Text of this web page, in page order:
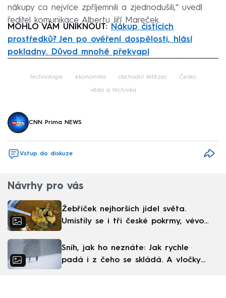
nákupy co nejvíce zpříjemnili a zjednodušili,“ uvedl
ředitel komunikace Albertu Jiří Mareček.
MOHLO VÁM UNIKNOUT:
Nákup čistících
prostředků? Jen po ověření dospělosti, hlásí
pokladny. Důvod mnohé překvapí
technologie ekonomika obchodní řetězec Česko
věda a technika
CNN Prima NEWS
Vstup do diskuze
Návrhy pro vás
Žebříček nejhorších jídel světa.
Umístily se i tři české pokrmy, vévodí
Sníh, jak ho neznáte: Jak rychle
padá i z čeho se skládá. A vločky